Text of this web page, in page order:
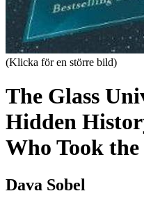
(Klicka för en större bild)
The Glass
Hidden
Who Took
Dava Sobel